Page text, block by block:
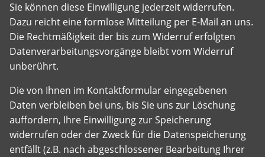
Sie können diese Einwilligung jederzeit widerrufen.
Dazu reicht eine formlose Mitteilung per E-Mail an uns.
Die Rechtmäßigkeit der bis zum Widerruf erfolgten
Datenverarbeitungsvorgänge bleibt vom Widerruf
unberührt.
Die von Ihnen im Kontaktformular eingegebenen
Daten verbleiben bei uns, bis Sie uns zur Löschung
auffordern, Ihre Einwilligung zur Speicherung
widerrufen oder der Zweck für die Datenspeicherung
entfällt (z.B. nach abgeschlossener Bearbeitung Ihrer